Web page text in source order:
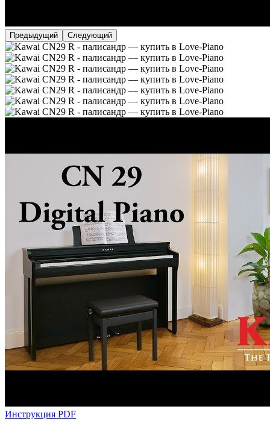
Предыдущий Следующий
Инструкция PDF